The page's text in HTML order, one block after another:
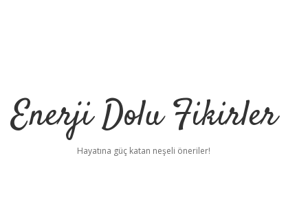
Enerji Dolu Fikirler
Hayatına güç katan neşeli öneriler!